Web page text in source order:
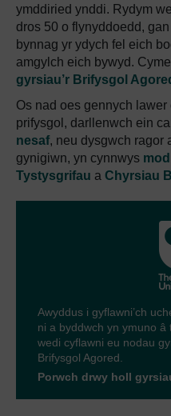
ymddiried ynddi. Rydym
dros 50 o flynyddoedd,
bynnag yr ydych fel eich
amgylch eich bywyd.
gyrsiau’r Brifysgol
Os nad oes gennych lawer
prifysgol, darllenwch ein
nesaf, neu dysgwch ragor
gynigiwn, yn cynnwys
Tystysgrifau a Chyrsiau
Awyddus i gyflawni’ch
ni a byddwch yn ymuno
wedi cyflawni eu nodau
Brifysgol Agored.
Porwch drwy holl